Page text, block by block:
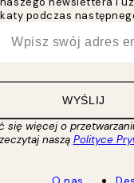
podczas
WYŚLIJ
się więcej o
naszą Polityce